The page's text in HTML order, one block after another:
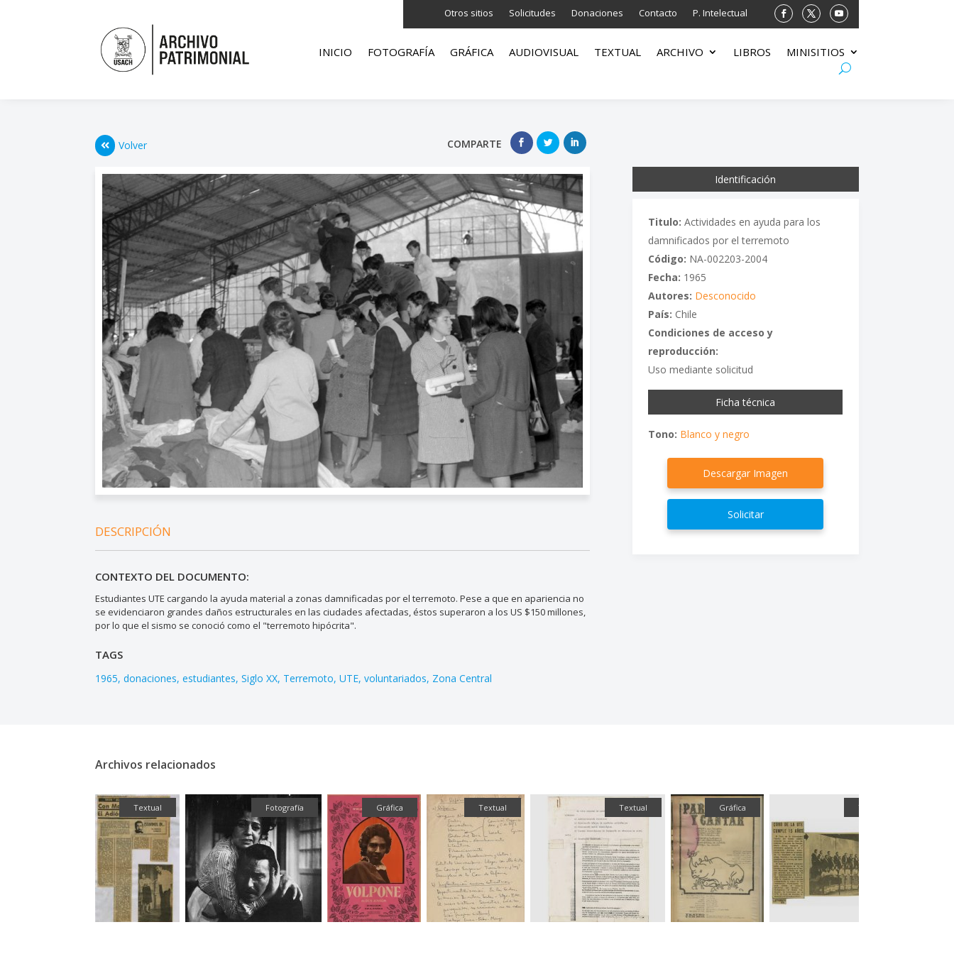
Otros sitios Solicitudes Donaciones Contacto P. Intelectual
INICIO FOTOGRAFÍA GRÁFICA AUDIOVISUAL TEXTUAL ARCHIVO LIBROS MINISITIOS
Volver COMPARTE
DESCRIPCIÓN
CONTEXTO DEL DOCUMENTO:
Estudiantes UTE cargando la ayuda material a zonas damnificadas por el terremoto. Pese a que en apariencia no
se evidenciaron grandes daños estructurales en las ciudades afectadas, éstos superaron a los US $150 millones,
por lo que el sismo se conoció como el "terremoto hipócrita".
TAGS
1965 donaciones estudiantes Siglo XX Terremoto UTE voluntariados Zona Central
Identificación
Titulo: Actividades en ayuda para los
damnificados por el terremoto
Código: NA-002203-2004
Fecha: 1965
Autores: Desconocido
País: Chile
Condiciones de acceso y
reproducción:
Uso mediante solicitud
Ficha técnica
Tono: Blanco y negro
Descargar Imagen
Solicitar
Archivos relacionados
Textual Fotografía Gráfica Textual Textual Gráfica Textual